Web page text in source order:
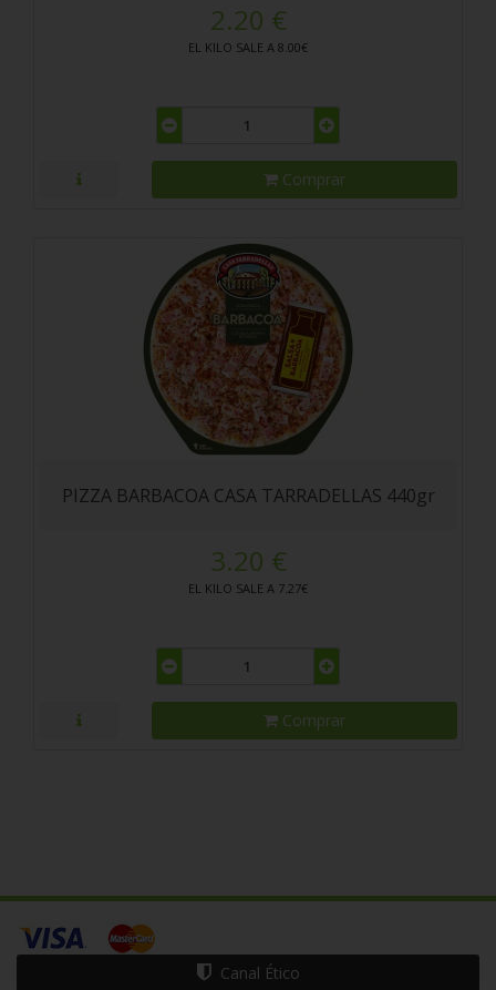
2.20 €
EL KILO SALE A 8.00€
Comprar
PIZZA BARBACOA CASA TARRADELLAS 440gr
3.20 €
EL KILO SALE A 7.27€
Comprar
Canal Ético